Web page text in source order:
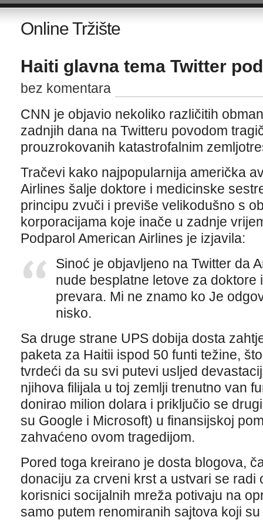
Online Tržište
Haiti glavna tema Twitter
bez komentara
CNN je objavio nekoliko različitih
zadnjih dana na Twitteru povodom
prouzrokovanih katastrofalnim
Tračevi kako najpopularnija američka
Airlines šalje doktore i medicinske
principu zvuči i previše velikodušno s
korporacijama koje inače u zadnje
Podparol American Airlines je izjavila:
Sinoć je objavljeno na Twitter da
nude besplatne letove za doktore
prevara. Mi ne znamo ko Je
nisko.
Sa druge strane UPS dobija dosta
paketa za Haitii ispod 50 funti težine,
tvrdeći da su svi putevi usljed
njihova filijala u toj zemlji trenutno van
donirao milion dolara i priključio se
su Google i Microsoft) u finansijskoj
zahvaćeno ovom tragedijom.
Pored toga kreirano je dosta blogova,
donaciju za crveni krst a ustvari se radi
korisnici socijalnih mreža potivaju na
samo putem renomiranih sajtova koji